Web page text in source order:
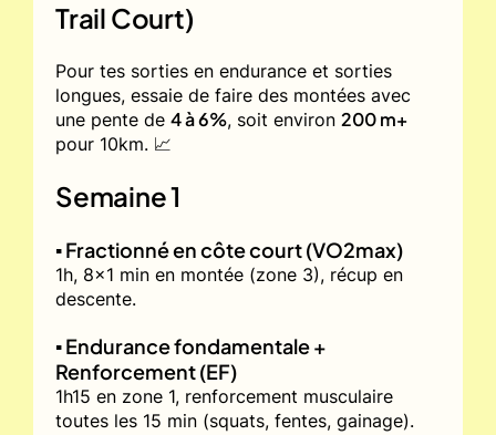
Trail Court)
Pour tes sorties en endurance et sorties
longues, essaie de faire des montées avec
une pente de 4 à 6%, soit environ 200 m+
pour 10km. 📈
Semaine 1
▪️ Fractionné en côte court (VO2max)
1h, 8x1 min en montée (zone 3), récup en
descente.
▪️ Endurance fondamentale +
Renforcement (EF)
1h15 en zone 1, renforcement musculaire
toutes les 15 min (squats, fentes, gainage).